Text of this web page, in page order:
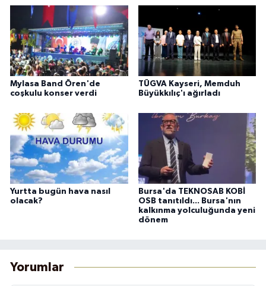
Mylasa Band Ören'de
coşkulu konser verdi
TÜGVA Kayseri, Memduh
Büyükkılıç'ı ağırladı
Yurtta bugün hava nasıl
olacak?
Bursa'da TEKNOSAB KOBİ
OSB tanıtıldı... Bursa'nın
kalkınma yolculuğunda yeni
dönem
Yorumlar